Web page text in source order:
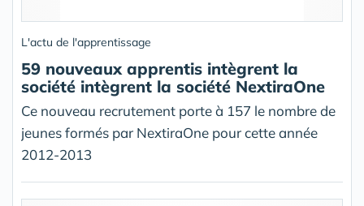
L'actu de l'apprentissage
59 nouveaux apprentis intègrent la
société intègrent la société NextiraOne
Ce nouveau recrutement porte à 157 le nombre de
jeunes formés par NextiraOne pour cette année
2012-2013